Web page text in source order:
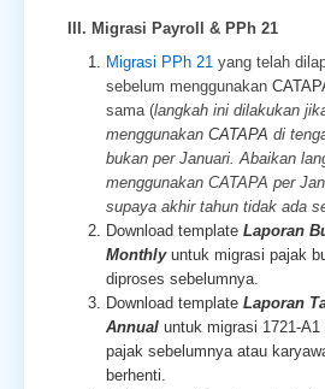
III. Migrasi Payroll & PPh 21
Migrasi PPh 21 yang telah
sebelum menggunakan
sama (langkah ini dilakukan
menggunakan CATAPA di
bukan per Januari. Abaikan
menggunakan CATAPA per
supaya akhir tahun tidak ada
Download template Laporan
Monthlyuntuk migrasi pajak
diproses sebelumnya.
Download template Laporan
Annual untuk migrasi 1721-
pajak sebelumnya atau
berhenti.